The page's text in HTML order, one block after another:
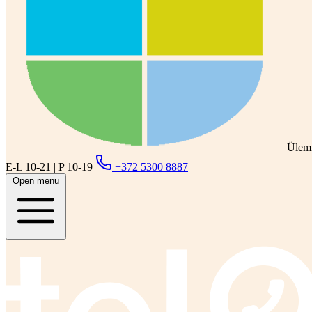
E-L 10-21 | P 10-19
+372 5300 8887
Open menu